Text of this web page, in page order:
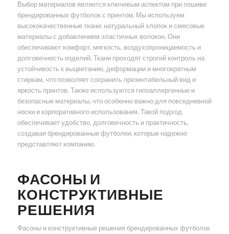
Выбор материалов является ключевым аспектом при пошиве
брендированных футболок с принтом. Мы используем
высококачественные ткани: натуральный хлопок и смесовые
материалы с добавлением эластичных волокон. Они
обеспечивают комфорт, мягкость, воздухопроницаемость и
долговечность изделий. Ткани проходят строгий контроль на
устойчивость к выцветанию, деформации и многократным
стиркам, что позволяет сохранить презентабельный вид и
яркость принтов. Также используются гипоаллергенные и
безопасные материалы, что особенно важно для повседневной
носки и корпоративного использования. Такой подход
обеспечивает удобство, долговечность и практичность,
создавая брендированные футболки, которые надежно
представляют компанию.
ФАСОНЫ И
КОНСТРУКТИВНЫЕ
РЕШЕНИЯ
Фасоны и конструктивные решения брендированных футболок